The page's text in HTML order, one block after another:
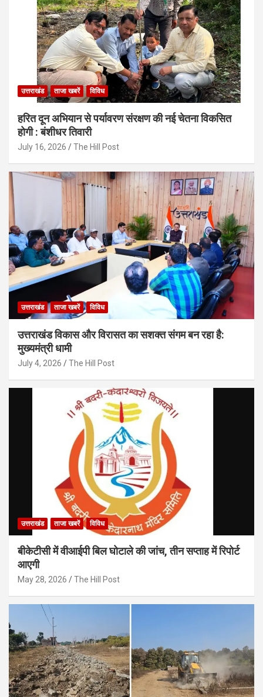
उत्तराखंड ताजा खबरें विविध
हरित दून अभियान से पर्यावरण संरक्षण की नई चेतना विकसित
होगी : बंशीधर तिवारी
July 16, 2026 The Hill Post
उत्तराखंड ताजा खबरें विविध
उत्तराखंड विकास और विरासत का सशक्त संगम बन रहा है:
मुख्यमंत्री धामी
July 4, 2026 The Hill Post
उत्तराखंड ताजा खबरें विविध
बीकेटीसी में वीआईपी बिल घोटाले की जांच, तीन सप्ताह में रिपोर्ट
आएगी
May 28, 2026 The Hill Post